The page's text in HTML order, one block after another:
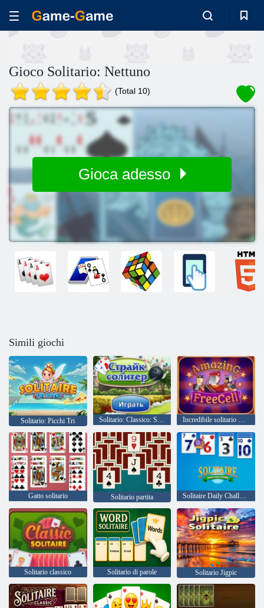
Gioco Solitario: Nettuno
(Total 10)
Gioca adesso
Simili giochi
Solitario: Picchi Tri Solitario: Classico: Sciopero Incredibile solitario Freecell
Gatto solitario Solitario partita Solitaire Daily Challenge
Solitario classico Solitario di parole Solitario Jigpic